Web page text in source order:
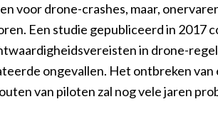
voor drone-crashes, maar,
Een studie gepubliceerd in 2017
in drone-
ongevallen. Het ontbreken
van piloten zal nog vele jaren